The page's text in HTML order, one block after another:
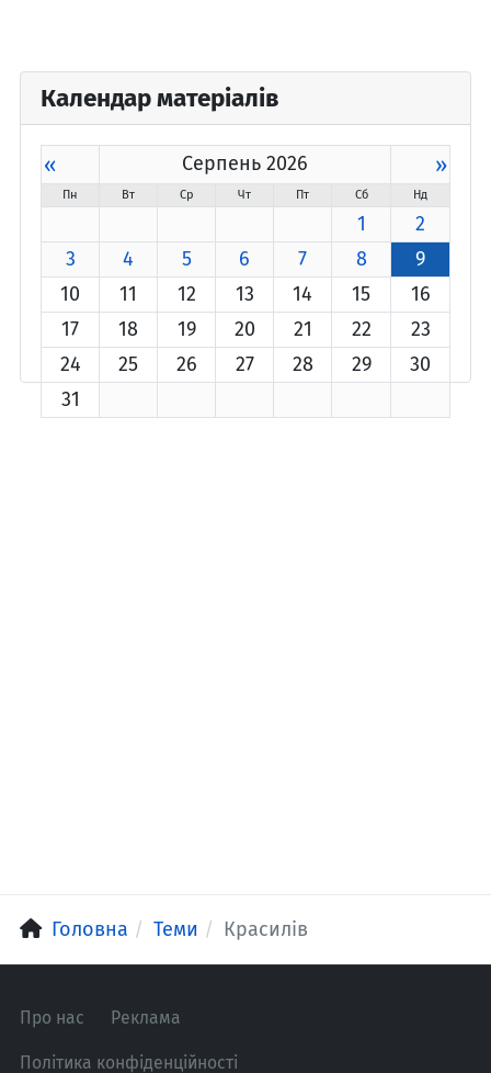
Календар матеріалів
« Серпень 2026 »
Пн Вт Ср Чт Пт Сб Нд
1
2
3
4 5 6 7 8
9
10
11 12 13 14 15
16
17
18 19 20 21 22
23
24
25 26 27 28 29
30
31
Головна Теми Красилів
Про нас Реклама
Політика конфіденційності